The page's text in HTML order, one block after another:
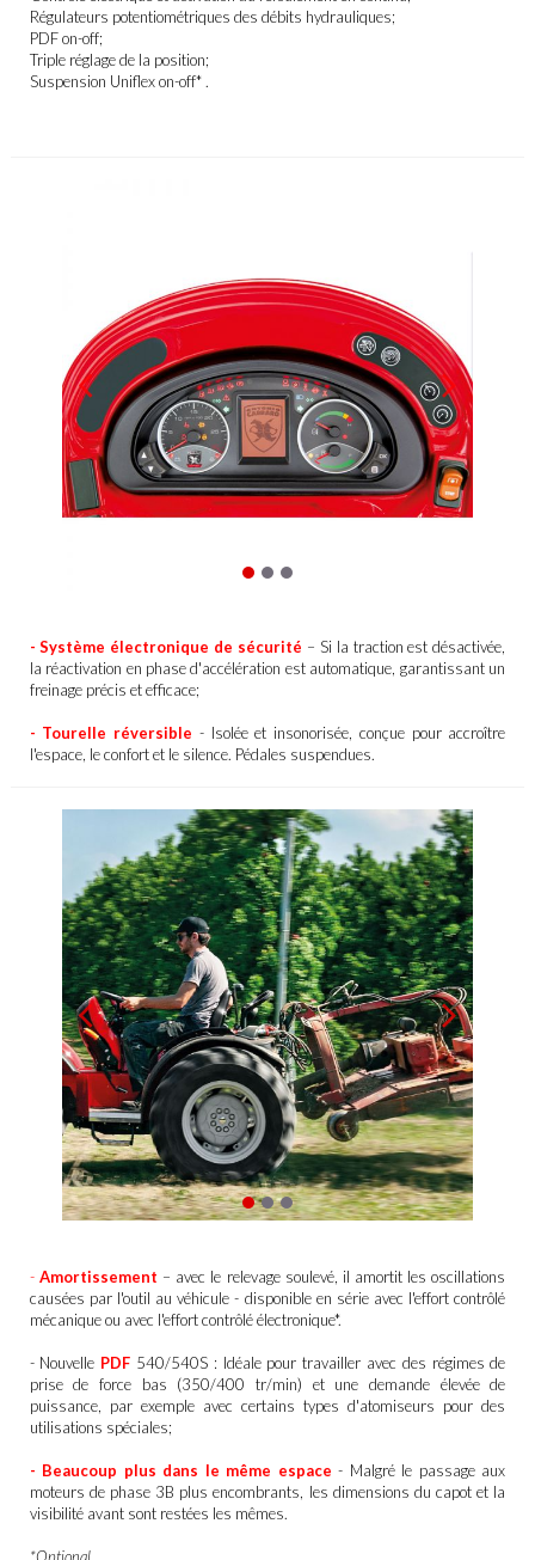
Régulateurs potentiométriques des débits hydrauliques;
PDF on-off;
Triple réglage de la position;
Suspension Uniflex on-off* .
- Système électronique de sécurité – Si la traction est désactivée,
la réactivation en phase d'accélération est automatique, garantissant un
freinage précis et efficace;
- Tourelle réversible - Isolée et insonorisée, conçue pour accroître
l'espace, le confort et le silence. Pédales suspendues.
- Amortissement – avec le relevage soulevé, il amortit les oscillations
causées par l'outil au véhicule - disponible en série avec l'effort contrôlé
mécanique ou avec l'effort contrôlé électronique*.
- Nouvelle PDF 540/540S : Idéale pour travailler avec des régimes de
prise de force bas (350/400 tr/min) et une demande élevée de
puissance, par exemple avec certains types d'atomiseurs pour des
utilisations spéciales;
- Beaucoup plus dans le même espace- Malgré le passage aux
moteurs de phase 3B plus encombrants, les dimensions du capot et la
visibilité avant sont restées les mêmes.